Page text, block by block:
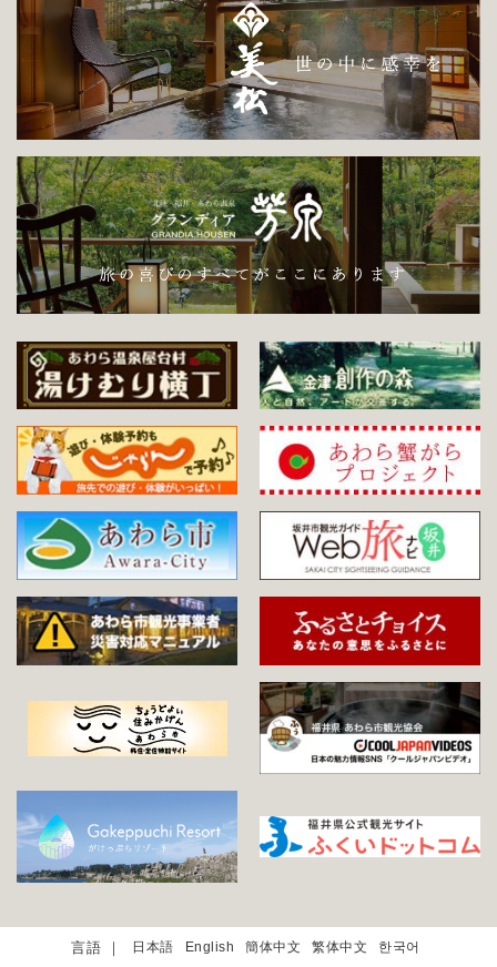
日本語 English 簡体中文 繁体中文 한국어